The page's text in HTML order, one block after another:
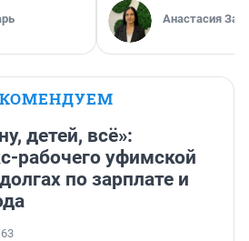
Анастасия
детей, всё»:
рабочего уфимской
по зарплате и
63